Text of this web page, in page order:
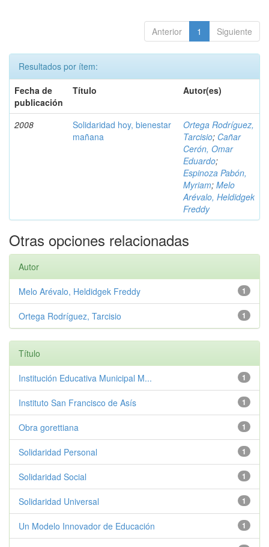
Anterior 1 Siguiente
Resultados por ítem:
Fecha de
publicación
Título Autor(es)
2008
Solidaridad hoy, bienestar
mañana
Ortega Rodríguez,
Tarcisio; Cañar
Cerón, Omar
Eduardo;
Espinoza Pabón,
Myriam; Melo
Arévalo, Heldidgek
Freddy
Otras opciones relacionadas
Autor
1
Melo Arévalo, Heldidgek Freddy
1
Ortega Rodríguez, Tarcisio
Título
1
Institución Educativa Municipal M...
1
Instituto San Francisco de Asís
1
Obra gorettiana
1
Solidaridad Personal
1
Solidaridad Social
1
Solidaridad Universal
1
Un Modelo Innovador de Educación